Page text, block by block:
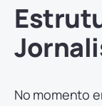
No momento